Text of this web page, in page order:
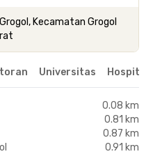
Kecamatan Grogol
Universitas Hospital
0.08 km
0.81 km
0.87 km
0.91 km